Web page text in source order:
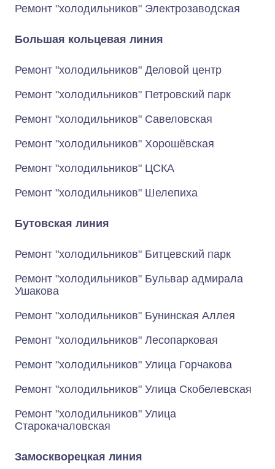
Ремонт "холодильников" Электрозаводская
Большая кольцевая линия
Ремонт "холодильников" Деловой центр
Ремонт "холодильников" Петровский парк
Ремонт "холодильников" Савеловская
Ремонт "холодильников" Хорошёвская
Ремонт "холодильников" ЦСКА
Ремонт "холодильников" Шелепиха
Бутовская линия
Ремонт "холодильников" Битцевский парк
Ремонт "холодильников" Бульвар адмирала
Ушакова
Ремонт "холодильников" Бунинская Аллея
Ремонт "холодильников" Лесопарковая
Ремонт "холодильников" Улица Горчакова
Ремонт "холодильников" Улица Скобелевская
Ремонт "холодильников" Улица
Старокачаловская
Замоскворецкая линия